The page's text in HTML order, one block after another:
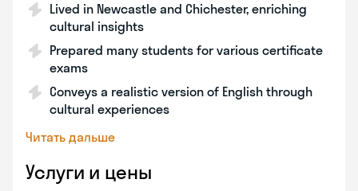
Lived in Newcastle and Chichester, enriching
cultural insights
Prepared many students for various certificate
exams
Conveys a realistic version of English through
cultural experiences
Читать дальше
Услуги и цены